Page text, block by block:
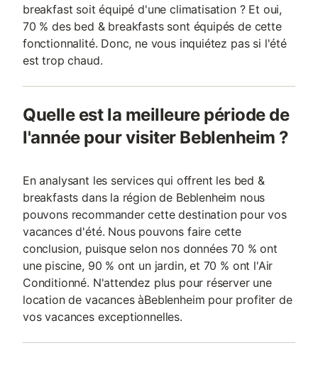
breakfast soit équipé d'une climatisation ? Et oui,
70 % des bed & breakfasts sont équipés de cette
fonctionnalité. Donc, ne vous inquiétez pas si l'été
est trop chaud.
Quelle est la meilleure période de
l'année pour visiter Beblenheim ?
En analysant les services qui offrent les bed &
breakfasts dans la région de Beblenheim nous
pouvons recommander cette destination pour vos
vacances d'été. Nous pouvons faire cette
conclusion, puisque selon nos données 70 % ont
une piscine, 90 % ont un jardin, et 70 % ont l'Air
Conditionné. N'attendez plus pour réserver une
location de vacances àBeblenheim pour profiter de
vos vacances exceptionnelles.